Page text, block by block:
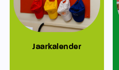
Jaarkalender